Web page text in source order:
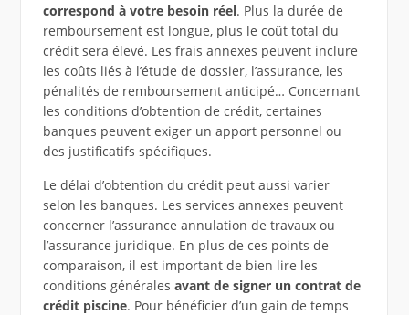
correspond à votre besoin réel. Plus la durée de
remboursement est longue, plus le coût total du
crédit sera élevé. Les frais annexes peuvent inclure
les coûts liés à l’étude de dossier, l’assurance, les
pénalités de remboursement anticipé… Concernant
les conditions d’obtention de crédit, certaines
banques peuvent exiger un apport personnel ou
des justificatifs spécifiques.
Le délai d’obtention du crédit peut aussi varier
selon les banques. Les services annexes peuvent
concerner l’assurance annulation de travaux ou
l’assurance juridique. En plus de ces points de
comparaison, il est important de bien lire les
conditions générales avant de signer un contrat de
crédit piscine. Pour bénéficier d’un gain de temps